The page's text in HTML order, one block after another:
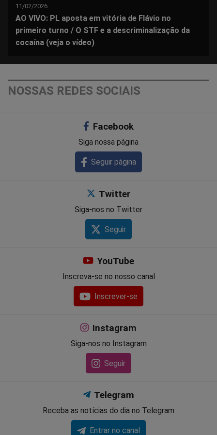
11/02/2026
AO VIVO: PL aposta em vitória de Flávio no
primeiro turno / O STF e a descriminalização da
cocaína (veja o vídeo)
NOSSAS REDES SOCIAIS
Facebook
Siga nossa página
Seguir página
Twitter
Siga-nos no Twitter
Seguir
YouTube
Inscreva-se no nosso canal
Inscrever-se
Instagram
Siga-nos no Instagram
Seguir
Telegram
Receba as notícias do dia no Telegram
Entrar no canal